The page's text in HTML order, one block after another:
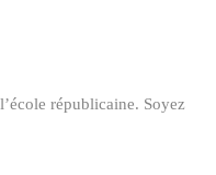
républicaine. Soyez